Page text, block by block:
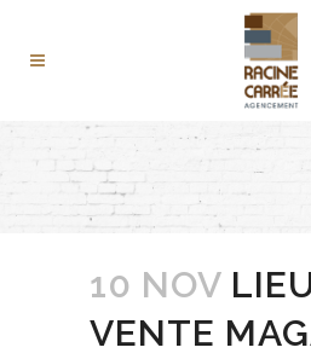
10 NOV
VENTE